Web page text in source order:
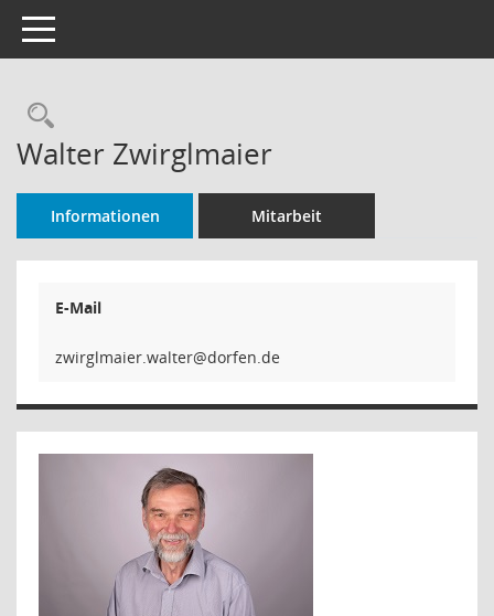
Toggle navigation
Rechercheauswahl
Walter Zwirglmaier
Informationen Mitarbeit
E-Mail
zwirglmaier.walter@dorfen.de